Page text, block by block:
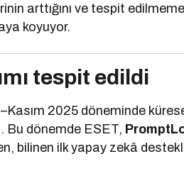
arttığını ve tespit
koyuyor.
tespit edildi
2025 döneminde
Bu dönemde ESET,
bilinen ilk yapay zekâ